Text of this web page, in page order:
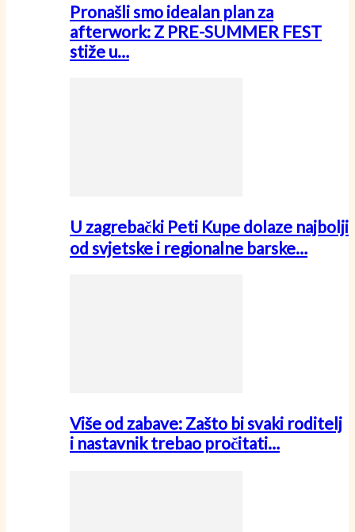
Pronašli smo idealan plan za
afterwork: Z PRE-SUMMER FEST
stiže u…
U zagrebački Peti Kupe dolaze najbolji
od svjetske i regionalne barske…
Više od zabave: Zašto bi svaki roditelj
i nastavnik trebao pročitati…